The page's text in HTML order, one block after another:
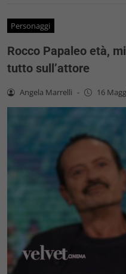
Personaggi
Rocco Papaleo età,
tutto sull’attore
Angela Marrelli - 16